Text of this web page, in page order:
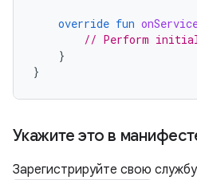
override fun
// Perform
}
}
Укажите это в
Зарегистрируйте свою